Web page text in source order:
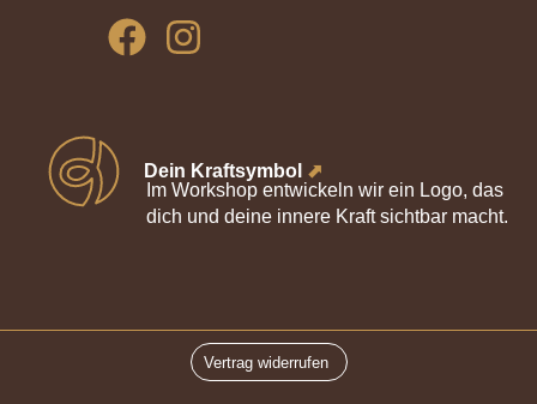
Dein Kraftsymbol ⬈
Im Workshop entwickeln wir ein Logo, das
dich und deine innere Kraft sichtbar macht.
Vertrag widerrufen